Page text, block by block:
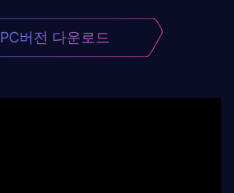
PC버전 다운로드